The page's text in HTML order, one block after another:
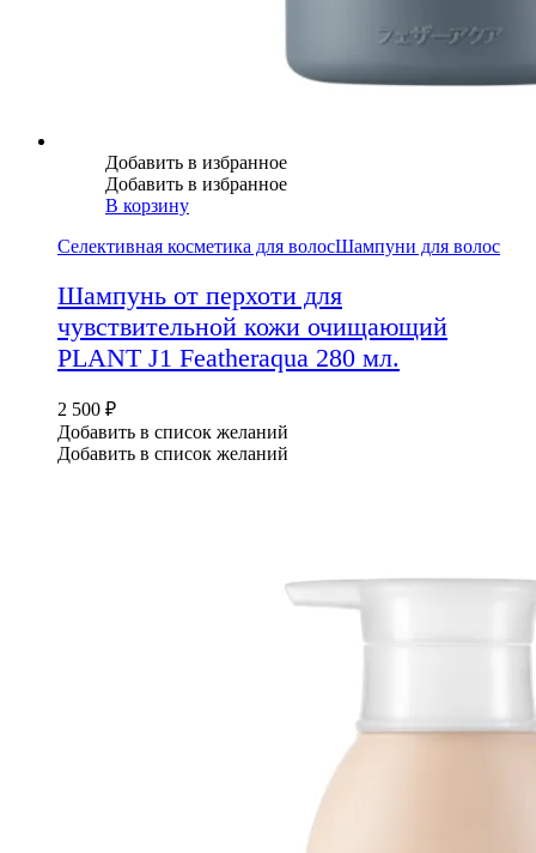
Добавить в избранное
Добавить в избранное
В корзину
Селективная косметика для волосШампуни для волос
Шампунь от перхоти для
чувствительной кожи очищающий
PLANT J1 Featheraqua 280 мл.
2 500 ₽
Добавить в список желаний
Добавить в список желаний